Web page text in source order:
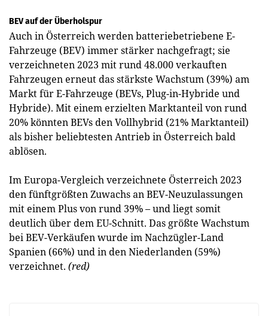
BEV auf der Überholspur
Auch in Österreich werden batteriebetriebene E-
Fahrzeuge (BEV) immer stärker nachgefragt; sie
verzeichneten 2023 mit rund 48.000 verkauften
Fahrzeugen erneut das stärkste Wachstum (39%) am
Markt für E-Fahrzeuge (BEVs, Plug-in-Hybride und
Hybride). Mit einem erzielten Marktanteil von rund
20% könnten BEVs den Vollhybrid (21% Marktanteil)
als bisher beliebtesten Antrieb in Österreich bald
ablösen.
Im Europa-Vergleich verzeichnete Österreich 2023
den fünftgrößten Zuwachs an BEV-Neuzulassungen
mit einem Plus von rund 39% – und liegt somit
deutlich über dem EU-Schnitt. Das größte Wachstum
bei BEV-Verkäufen wurde im Nachzügler-Land
Spanien (66%) und in den Niederlanden (59%)
verzeichnet. (red)